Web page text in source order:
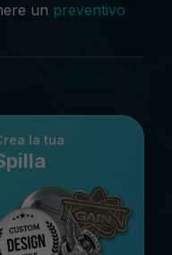
un preventivo
la tua